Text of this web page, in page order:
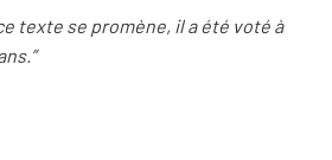
texte se promène, il a été voté à